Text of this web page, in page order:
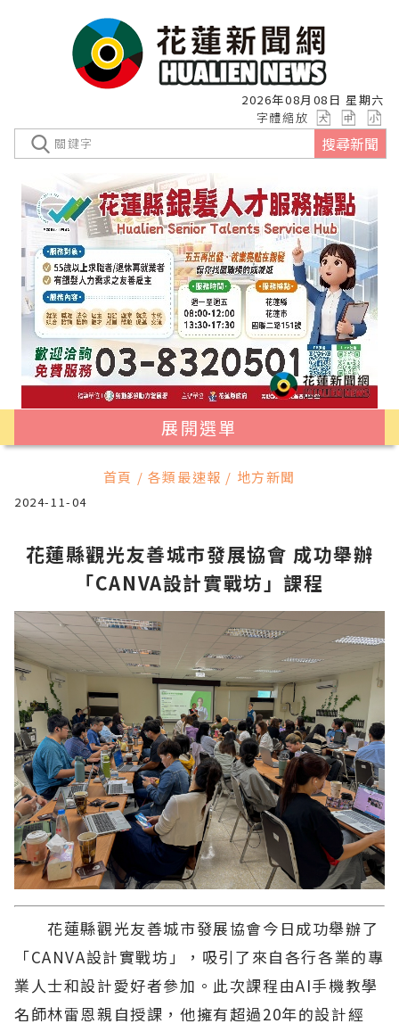
2026年08月08日 星期六
字體縮放
搜尋新聞
展開選單
首頁 / 各類最速報 / 地方新聞
2024-11-04
花蓮縣觀光友善城市發展協會 成功舉辦
「CANVA設計實戰坊」課程
花蓮縣觀光友善城市發展協會今日成功舉辦了
「CANVA設計實戰坊」，吸引了來自各行各業的專
業人士和設計愛好者參加。此次課程由AI手機教學
名師林雷恩親自授課，他擁有超過20年的設計經